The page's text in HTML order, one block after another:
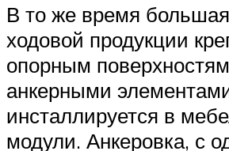
В то же время
ходовой продукции
опорным
анкерными
инсталлируется в
модули. Анкеровка, с